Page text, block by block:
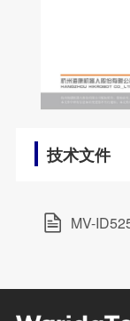
技术文件